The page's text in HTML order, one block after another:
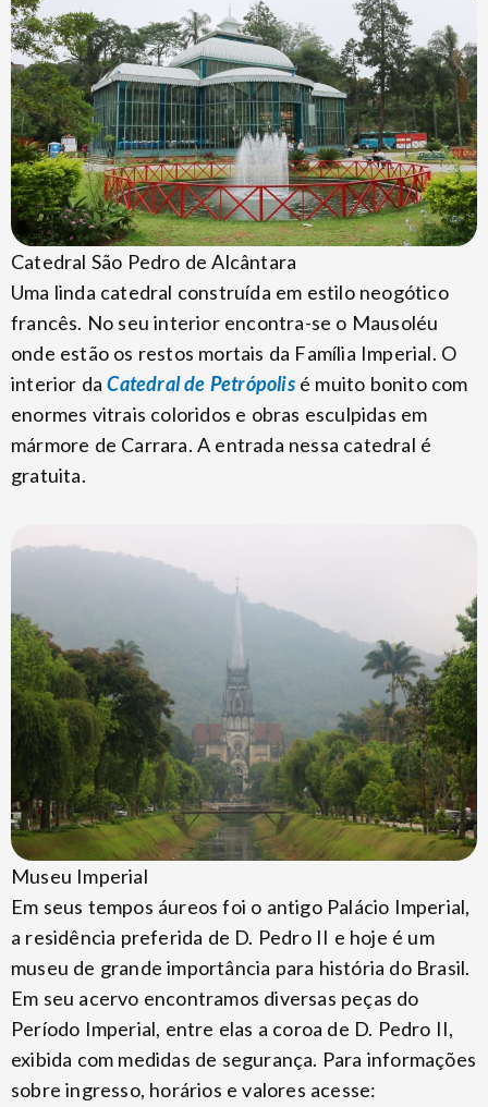
Catedral São Pedro de Alcântara
Uma linda catedral construída em estilo neogótico
francês. No seu interior encontra-se o Mausoléu
onde estão os restos mortais da Família Imperial. O
interior daCatedral de Petrópolisé muito bonito com
enormes vitrais coloridos e obras esculpidas em
mármore de Carrara. A entrada nessa catedral é
gratuita.
Museu Imperial
Em seus tempos áureos foi o antigo Palácio Imperial,
a residência preferida de D. Pedro II e hoje é um
museu de grande importância para história do Brasil.
Em seu acervo encontramos diversas peças do
Período Imperial, entre elas a coroa de D. Pedro II,
exibida com medidas de segurança. Para informações
sobre ingresso, horários e valores acesse: